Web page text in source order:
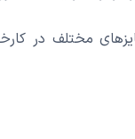
مختلف در